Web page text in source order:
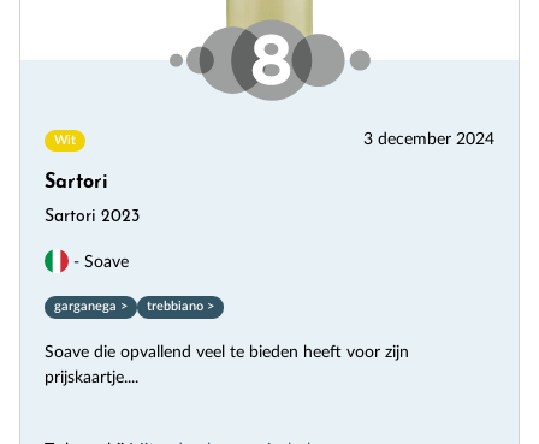
Wit 3 december 2024
Sartori
Sartori 2023
- Soave
garganega > trebbiano >
Soave die opvallend veel te bieden heeft voor zijn
prijskaartje....